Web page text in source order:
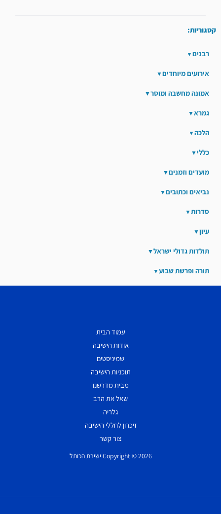
קטגוריות:
רבנים
אירועים מיוחדים
אמונה מחשבה ומוסר
גמרא
הלכה
כללי
מועדים וזמנים
נביאים וכתובים
סדרות
עיון
תולדות גדולי ישראל
תורה ופרשת שבוע
עמוד הבית
אודות הישיבה
שמיניסטים
תוכניות הישיבה
מבית מדרשנו
שאל את הרב
גלריה
זיכרון לחללי הישיבה
צור קשר
Copyright © 2026 ישיבת הכותל